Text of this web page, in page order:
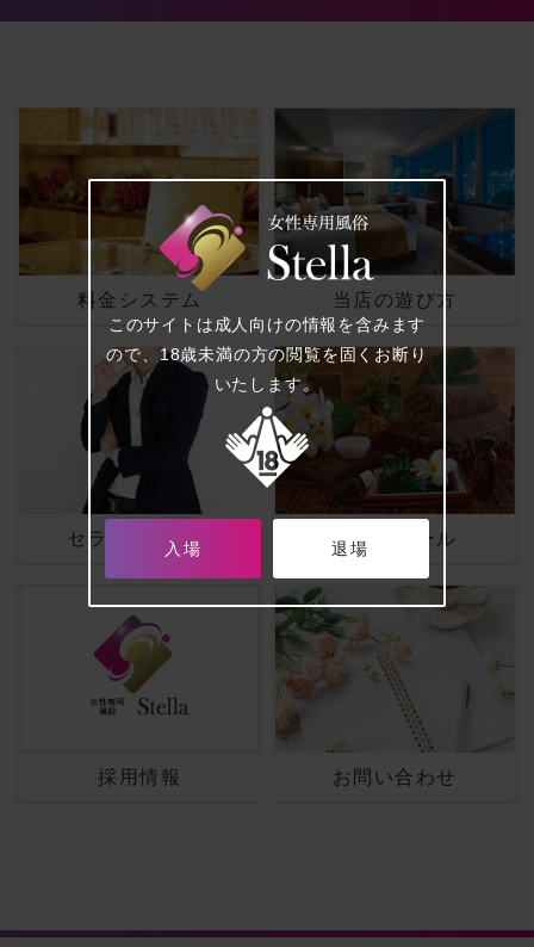
料金システム 当店の遊び方
セラピスト一覧 スケジュール
採用情報 お問い合わせ
このサイトは成人向けの情報を含みます
ので、18歳未満の方の閲覧を固くお断り
いたします。